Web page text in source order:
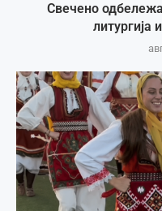
Свечено
литургија